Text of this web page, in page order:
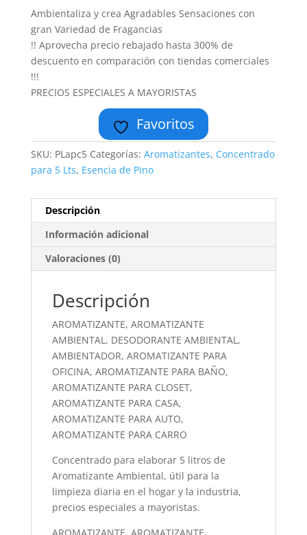
Ambientaliza y crea Agradables Sensaciones con
gran Variedad de Fragancias
!! Aprovecha precio rebajado hasta 300% de
descuento en comparación con tiendas comerciales
!!!
PRECIOS ESPECIALES A MAYORISTAS
Favoritos
SKU: PLapc5 Categorías: Aromatizantes, Concentrado
para 5 Lts, Esencia de Pino
Descripción
Información adicional
Valoraciones (0)
Descripción
AROMATIZANTE, AROMATIZANTE
AMBIENTAL, DESODORANTE AMBIENTAL,
AMBIENTADOR, AROMATIZANTE PARA
OFICINA, AROMATIZANTE PARA BAÑO,
AROMATIZANTE PARA CLOSET,
AROMATIZANTE PARA CASA,
AROMATIZANTE PARA AUTO,
AROMATIZANTE PARA CARRO
Concentrado para elaborar 5 litros de
Aromatizante Ambiental, útil para la
limpieza diaria en el hogar y la industria,
precios especiales a mayoristas.